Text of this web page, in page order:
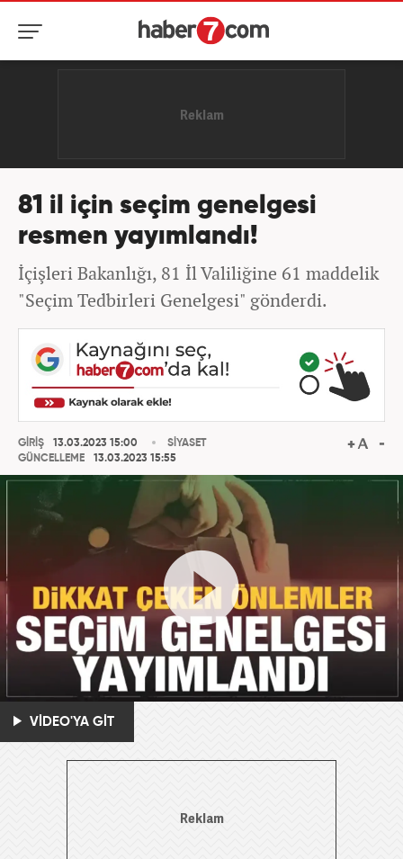
81 il için seçim genelgesi
resmen yayımlandı!
İçişleri Bakanlığı, 81 İl Valiliğine 61 maddelik
"Seçim Tedbirleri Genelgesi" gönderdi.
GİRİŞ
13.03.2023 15:00
GÜNCELLEME
13.03.2023 15:55
SİYASET
VİDEO'YA GİT